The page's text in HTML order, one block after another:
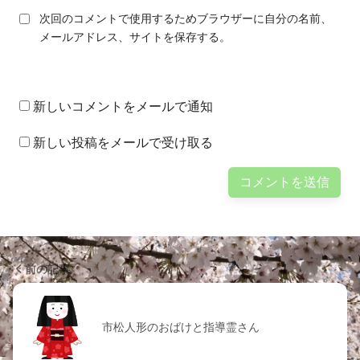
次回のコメントで使用するためブラウザーに自分の名前、
メールアドレス、サイトを保存する。
新しいコメントをメールで通知
新しい投稿をメールで受け取る
前の記事
市松人形のおばけと指導霊さん